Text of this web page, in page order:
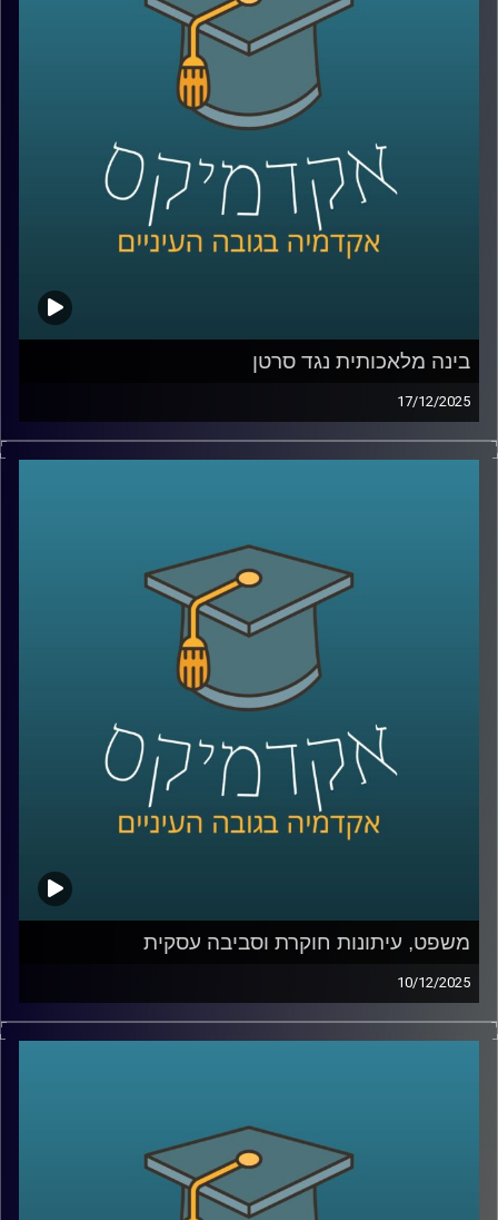
בפרק הזה של אקדמיקס אנחנו מארחים את פרופ’ יואב יאיר,
ראש החטיבה לניהול סיכוני האקלים וחבר סגל בבית הספר
לקיימות מייסודן של החברה לישראל, כיל ובזן באוניברסיטת
רייכמן. פרופ’ יאיר הוא חוקר מוביל במדעי האטמוספירה
והחלל, שמתמחה בסופות ברקים, שדוני ברקים, חשמל
אטמוספירי והשפעות השמש על האקלים.
בשיחה נצלול מהפסגות הבינלאומיות של COP30 אל מחקרי
חלל שבוחנים את כדור הארץ מגובה של מאות קילומטרים,
כולל ניסויי החלל עם אילן רמון ז״ל ואיתן סטיבה. נדבר על מה
בעולם של חוסר ודאות, ומה התפקיד של ישראל, האקדמיה
והדור הצעיר בעשור הקרוב.
קרדיט תמונות:AudioVersity
בינה מלאכותית נגד סרטן
17/12/2025
בפרק הזה אנחנו יוצאים למסע מרתק אל אחד התחומים
המתקדמים ביותר בעולם הרפואה, חקר הגנום והביולוגיה
עשויה לשנות לחלוטין את הדרך שבה נאבחן ונעקוב אחרי
מחלות? ואיך פרויקט בינלאומי אדיר, שחקר את הגנומים של
סוגי סרטן שונים מכל העולם, יכול להציל חיים בעתיד הקרוב?
איתנו באולפן ד”ר מילאנה פרנקל־מורגנשטרן, מרצה בכירה
במכון סקוג’ן לביולוגיה סינתטית באוניברסיטת רייכמן, מומחית
בעלת שם עולמי בגנומיקה וביולוגיה חישובית, שחתומה על
משלבת מדע, טכנולוגיה וחדשנות רפואית ומביאה איתה חזון
ברור לעתיד שבו רפואה מותאמת אישית תהיה חלק מהמציאות
קרדיט תמונות:AudioVersity
משפט, עיתונות חוקרת וסביבה עסקית
10/12/2025
לפעמים, הסיפורים הגדולים ביותר על אחריות תאגידית
מתחילים במסמך משפטי.
היא משתמשת בייצור טפלון עלול לגרום למומים מולדים
ולזהם מקורות מים. במקום לעצור, היא הכפילה את הייצור.
הסיפור הזה, שנחשף שנים אחר כך בזכות אלפי מסמכים